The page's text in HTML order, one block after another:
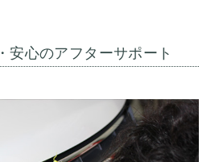
安心のアフターサポート